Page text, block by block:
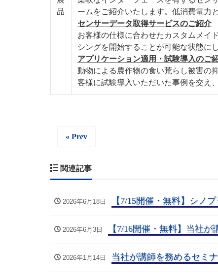
品
ームをご紹介いたします。低消費電力
センサーデータ取得サービスのご紹介
お客様の仕様に合わせたカスタムメイ
シングを開始することが可能な状態に
アプリケーション適用・試験導入のご
動物による農作物の食い荒らし被害
客様に試験導入いただいた事例を交え
« Prev
関連記事
2026年6月18日 【7/15開催・無料】シノ
2026年6月3日 【7/16開催・無料】当社
2026年1月14日 当社が講師を務めるセミ